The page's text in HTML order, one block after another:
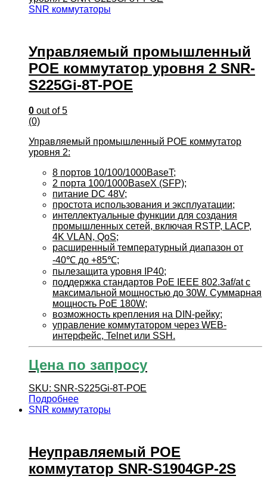
SNR коммутаторы
Управляемый промышленный
POE коммутатор уровня 2 SNR-
S225Gi-8T-POE
0 out of 5
(0)
Управляемый промышленный POE коммутатор
уровня 2:
8 портов 10/100/1000BaseT;
2 порта 100/1000BaseX (SFP);
питание DC 48V;
простота использования и эксплуатации;
интеллектуальные функции для создания
промышленных сетей, включая RSTP, LACP,
4K VLAN, QoS;
расширенный температурный диапазон от
-40℃ до +85℃;
пылезащита уровня IP40;
поддержка стандартов PoE IEEE 802.3af/at c
максимальной мощностью до 30W. Суммарная
мощность PoE 180W;
возможность крепления на DIN-рейку;
управление коммутатором через WEB-
интерфейс, Telnet или SSH.
Цена по запросу
SKU: SNR-S225Gi-8T-POE
Подробнее
SNR коммутаторы
Неуправляемый POE
коммутатор SNR-S1904GP-2S